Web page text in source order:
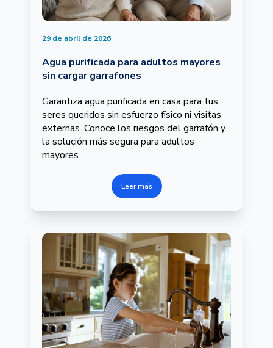
29 de abril de 2026
Agua purificada para adultos mayores
sin cargar garrafones
Garantiza agua purificada en casa para tus
seres queridos sin esfuerzo físico ni visitas
externas. Conoce los riesgos del garrafón y
la solución más segura para adultos
mayores.
Leer más